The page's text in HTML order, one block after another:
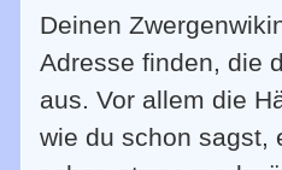
Deinen
Adresse finden, die
aus. Vor allem die
wie du schon sagst,